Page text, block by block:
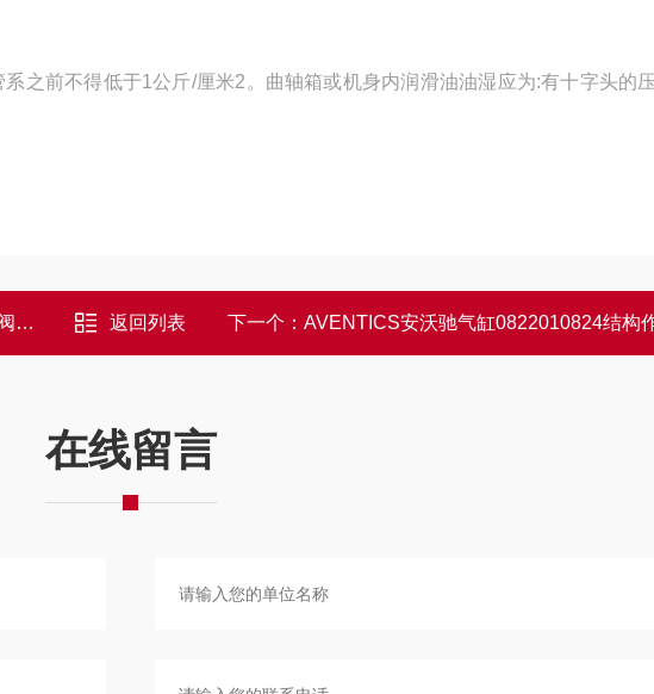
之前不得低于1公斤/厘米2。曲轴箱或机身内润滑油油湿应为:有十字头的
返回列表 下一个： AVENTICS安沃驰气缸0822010824结构
在线留言